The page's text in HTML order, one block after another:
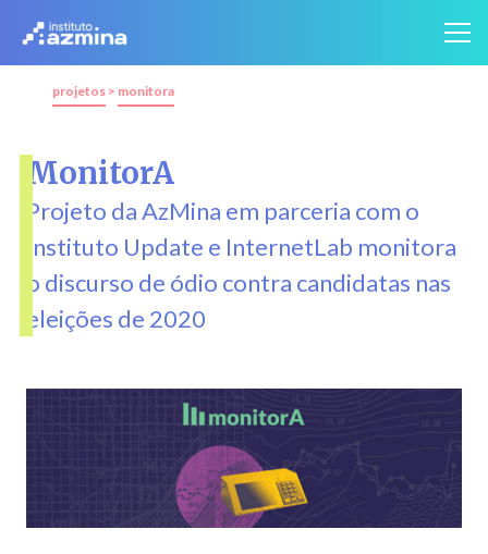
projetos > monitora
MonitorA
Projeto da AzMina em parceria com o
Instituto Update e InternetLab monitora
o discurso de ódio contra candidatas nas
eleições de 2020